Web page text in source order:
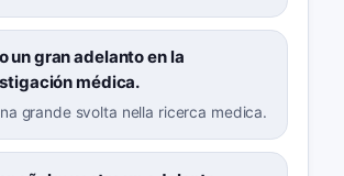
un gran adelanto en la
médica.
grande svolta nella ricerca medica.